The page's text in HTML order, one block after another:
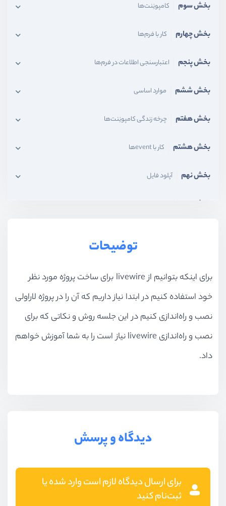
بخش سوم کامپونِنت‌ها
بخش چهارم کار با فرم‌ها
بخش پنجم اعتبارسنجی اطلاعات در فرم‌ها
بخش ششم موارد اساسی
بخش هفتم چرخه زندگی کامپونِنت‌ها
بخش هشتم کار با eventها
بخش نهم آپلود فایل
بخش دهم
توضیحات
برای اینکه بتوانیم از livewire برای ساخت پروژه مورد نظر
خود استفاده کنیم در ابتدا نیاز داریم که آن را در پروژه لاراولی
نصب و راه‌اندازی کنیم در این جلسه روش و نکاتی که برای
نصب و راه‌اندازی livewire نیاز است را به شما آموزش خواهم
داد.
دیدگاه و پرسش
برای ارسال دیدگاه لازم است وارد شده یا
ثبت‌نام کنید